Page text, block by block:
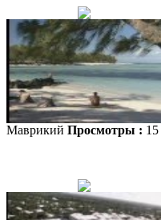
Маврикий Просмотры : 15